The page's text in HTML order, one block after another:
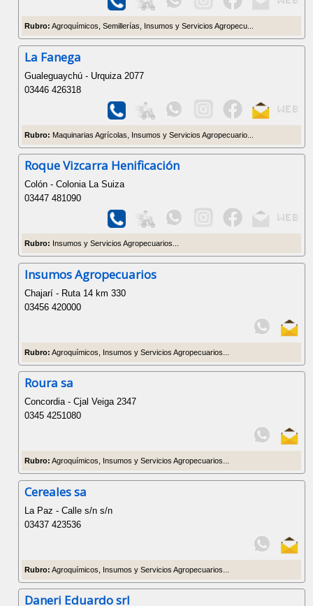
Rubro: Agroquímicos, Semillerías, Insumos y Servicios Agropecu...
La Fanega
Gualeguaychú - Urquiza 2077
03446 426318
Rubro: Maquinarias Agrícolas, Insumos y Servicios Agropecuario...
Roque Vizcarra Henificación
Colón - Colonia La Suiza
03447 481090
Rubro: Insumos y Servicios Agropecuarios...
Insumos Agropecuarios
Chajarí - Ruta 14 km 330
03456 420000
Rubro: Agroquímicos, Insumos y Servicios Agropecuarios...
Roura sa
Concordia - Cjal Veiga 2347
0345 4251080
Rubro: Agroquímicos, Insumos y Servicios Agropecuarios...
Cereales sa
La Paz - Calle s/n s/n
03437 423536
Rubro: Agroquímicos, Insumos y Servicios Agropecuarios...
Daneri Eduardo srl